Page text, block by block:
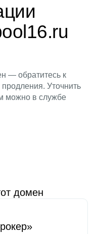
— обратитесь к
Уточнить
можно в службе
домен